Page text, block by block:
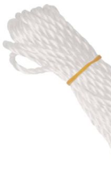
Купи на изплащане
Credit calculator
Балконски
Please select credit
Цена на продукта:
Extraction of
Предоставената
Добавете
количката" и при
вноски на кредита.
Acest tabel are
coșul de